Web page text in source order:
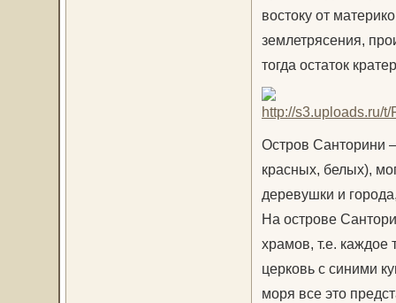
востоку от
землетрясения,
тогда остаток
Остров Санторини
красных, белых),
деревушки и
На острове
храмов, т.е. каждое
церковь с синими
моря все это